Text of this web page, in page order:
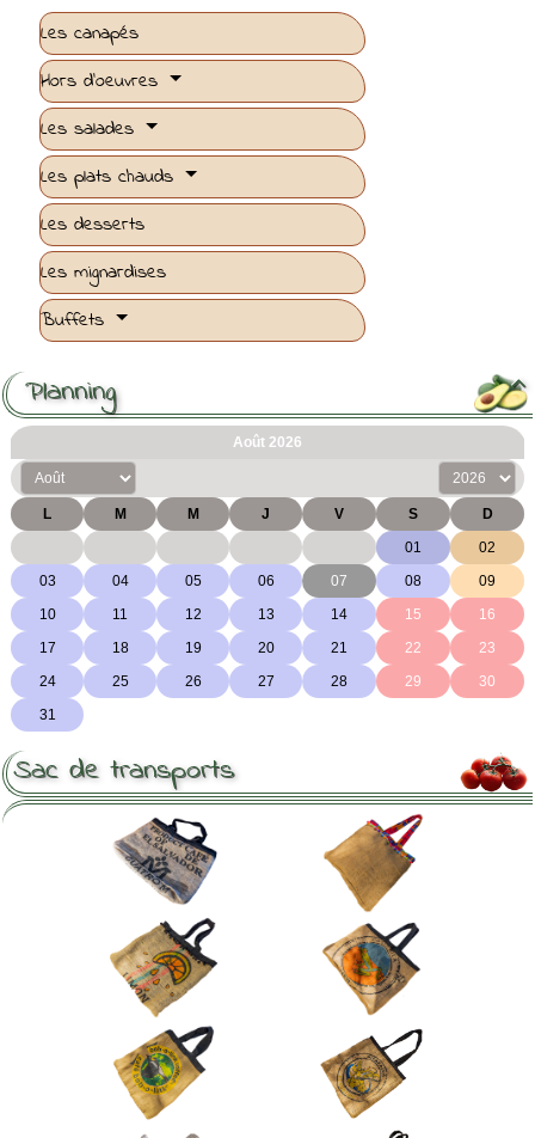
Les canapés
Hors d'oeuvres
Les salades
Les plats chauds
Les desserts
Les mignardises
Buffets

Planning
Sac de transports